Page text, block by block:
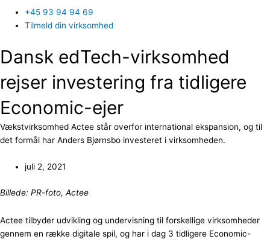
+45 93 94 94 69
Tilmeld din virksomhed
Dansk edTech-virksomhed
rejser investering fra tidligere
Economic-ejer
Vækstvirksomhed Actee står overfor international ekspansion, og til
det formål har Anders Bjørnsbo investeret i virksomheden.
juli 2, 2021
Billede: PR-foto, Actee
Actee tilbyder udvikling og undervisning til forskellige virksomheder
gennem en række digitale spil, og har i dag 3 tidligere Economic-